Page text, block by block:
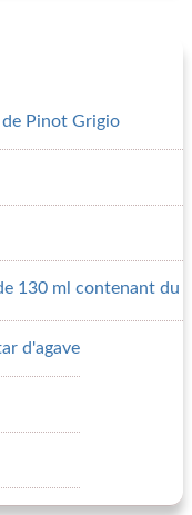
Pinot Grigio
130 ml contenant du
d'agave